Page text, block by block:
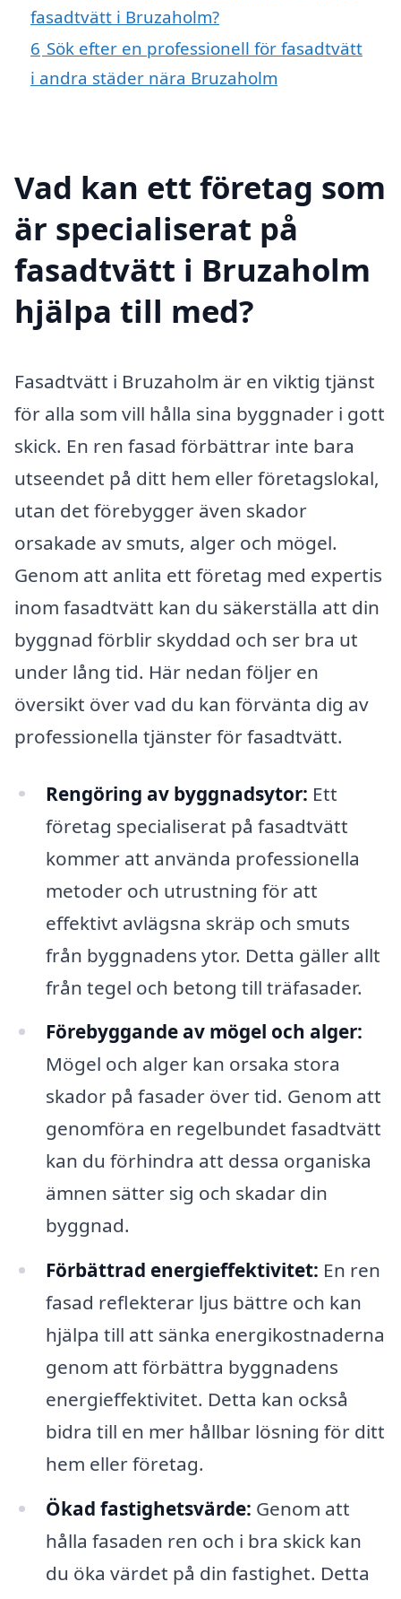
fasadtvätt i Bruzaholm?
6 Sök efter en professionell för fasadtvätt
i andra städer nära Bruzaholm
Vad kan ett företag som
är specialiserat på
fasadtvätt i Bruzaholm
hjälpa till med?
Fasadtvätt i Bruzaholm är en viktig tjänst
för alla som vill hålla sina byggnader i gott
skick. En ren fasad förbättrar inte bara
utseendet på ditt hem eller företagslokal,
utan det förebygger även skador
orsakade av smuts, alger och mögel.
Genom att anlita ett företag med expertis
inom fasadtvätt kan du säkerställa att din
byggnad förblir skyddad och ser bra ut
under lång tid. Här nedan följer en
översikt över vad du kan förvänta dig av
professionella tjänster för fasadtvätt.
Rengöring av byggnadsytor: Ett
företag specialiserat på fasadtvätt
kommer att använda professionella
metoder och utrustning för att
effektivt avlägsna skräp och smuts
från byggnadens ytor. Detta gäller allt
från tegel och betong till träfasader.
Förebyggande av mögel och alger:
Mögel och alger kan orsaka stora
skador på fasader över tid. Genom att
genomföra en regelbundet fasadtvätt
kan du förhindra att dessa organiska
ämnen sätter sig och skadar din
byggnad.
Förbättrad energieffektivitet: En ren
fasad reflekterar ljus bättre och kan
hjälpa till att sänka energikostnaderna
genom att förbättra byggnadens
energieffektivitet. Detta kan också
bidra till en mer hållbar lösning för ditt
hem eller företag.
Ökad fastighetsvärde: Genom att
hålla fasaden ren och i bra skick kan
du öka värdet på din fastighet. Detta